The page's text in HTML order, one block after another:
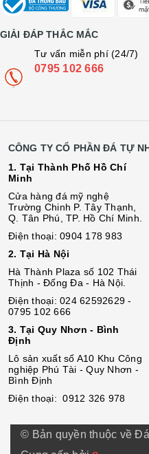
GIẢI ĐÁP THẮC MẮC
Tư vấn miễn phí (24/7)
0795 102 666
CÔNG TY CỔ PHẦN ĐÁ TỰ
1. Tại Thành Phố Hồ Chí
Minh
Cửa hàng đá mỹ nghệ
Trường Chinh P. Tây Thạnh,
Q. Tân Phú, TP. Hồ Chí Minh.
Điện thoại: 0904 178 983
2. Tại Hà Nội
Hà Thành Plaza số 102 Thái
Thịnh - Đống Đa - Hà Nội.
Điện thoại: 024 62592629 -
0795 102 666
3. Tại Quy Nhơn - Bình
Định
Lô sản xuất số A10 Khu Công
nghiệp Phú Tài - Quy Nhơn -
Bình Định
Điện thoại: 0912 326 978
© Bản quyền thuộc về